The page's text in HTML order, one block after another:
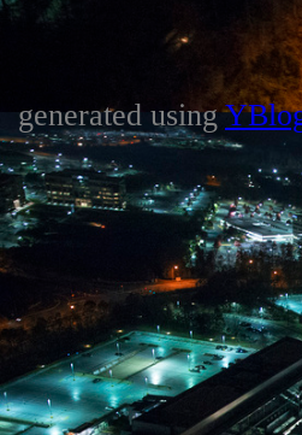
generated using